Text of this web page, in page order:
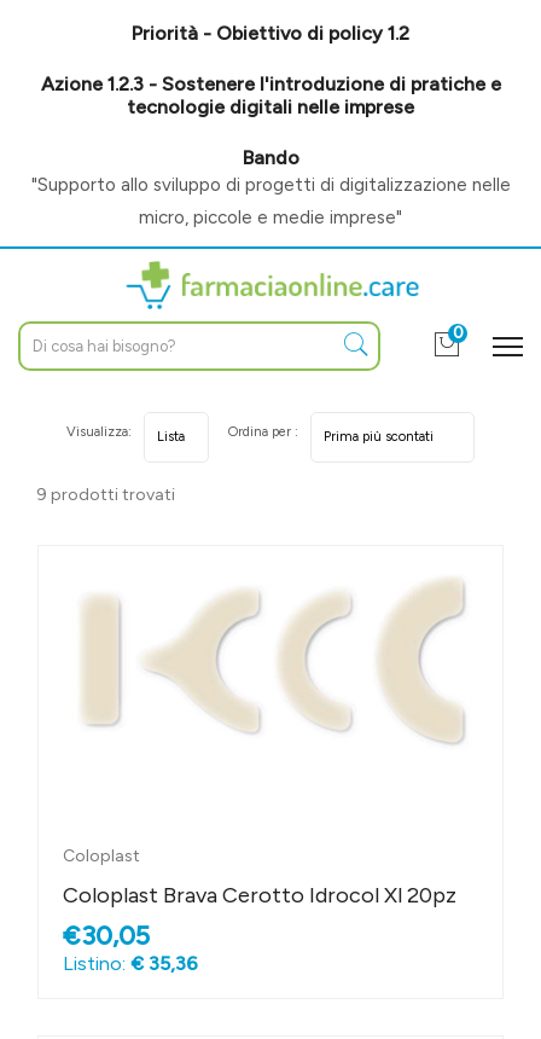
Priorità - Obiettivo di policy 1.2
Azione 1.2.3 - Sostenere l'introduzione di pratiche e
tecnologie digitali nelle imprese
Bando
"Supporto allo sviluppo di progetti di digitalizzazione nelle
micro, piccole e medie imprese"
0
9 prodotti trovati
Visualizza: Ordina per :
Coloplast
Coloplast Brava Cerotto Idrocol Xl 20pz
€30,05
Listino: € 35,36